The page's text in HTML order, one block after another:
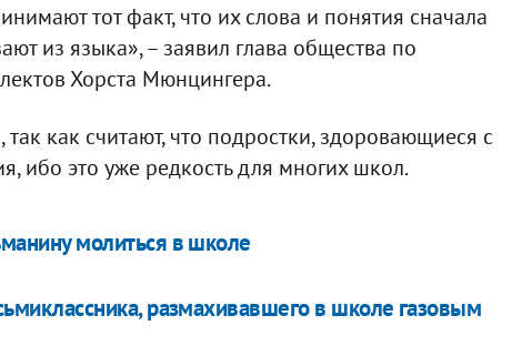
тот факт, что их слова и понятия сначала
из языка», – заявил глава общества по
Хорста Мюнцингера.
как считают, что подростки, здоровающиеся с
ибо это уже редкость для многих школ.
молиться в школе
размахивавшего в школе газовым